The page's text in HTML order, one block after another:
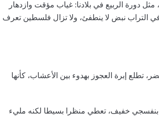
دورة الربيع في بلادنا: غياب مؤقت وازدهار
التراب نبض لا ينطفئ، ولا تزال فلسطين تعرف
تطلع إبرة العجوز بهدوء بين الأعشاب، كأنها
بنفسجي خفيف، تعطي منظرا بسيطا لكنه مليء